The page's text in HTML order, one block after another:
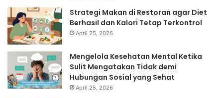
Strategi Makan di Restoran agar Diet
Berhasil dan Kalori Tetap Terkontrol
April 25, 2026
Mengelola Kesehatan Mental Ketika
Sulit Mengatakan Tidak demi
Hubungan Sosial yang Sehat
April 25, 2026